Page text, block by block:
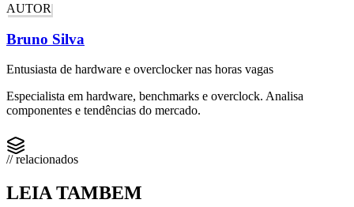
AUTOR
Bruno Silva
Entusiasta de hardware e overclocker nas horas vagas
Especialista em hardware, benchmarks e overclock. Analisa
componentes e tendências do mercado.
// relacionados
LEIA TAMBEM